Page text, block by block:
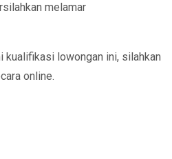
melamar
kualifikasi lowongan ini, silahkan
online.